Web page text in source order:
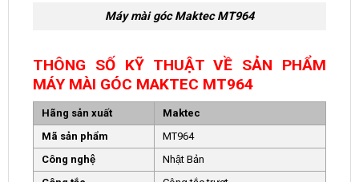
Máy mài góc Maktec MT964
THÔNG SỐ KỸ THUẬT VỀ SẢN PHẨM
MÁY MÀI GÓC MAKTEC MT964
Hãng sản xuất
Maktec
Mã sản phẩm
MT964
Công nghệ
Nhật Bản